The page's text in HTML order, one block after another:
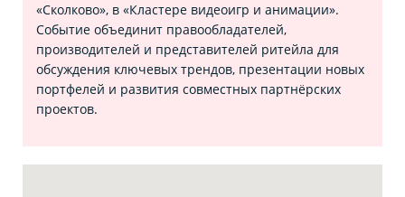
«Сколково», в «Кластере видеоигр и анимации».
Событие объединит правообладателей,
производителей и представителей ритейла для
обсуждения ключевых трендов, презентации новых
портфелей и развития совместных партнёрских
проектов.